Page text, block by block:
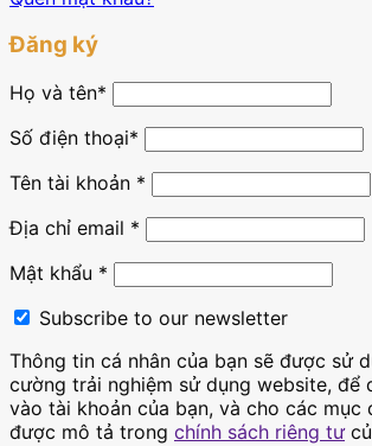
Đăng ký
Họ và tên*
Số điện thoại*
Tên tài khoản *
Địa chỉ email *
Mật khẩu *
Subscribe to our newsletter
Thông tin cá nhân của bạn sẽ được sử
cường trải nghiệm sử dụng website, để
vào tài khoản của bạn, và cho các mục
được mô tả trong chính sách riêng tư